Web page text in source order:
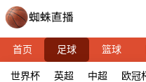
首页 足球 篮球
世界杯 英超 中超 欧冠